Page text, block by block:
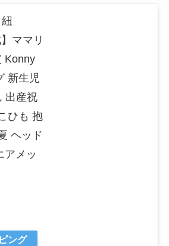
ママリ
Konny
新生児
出産祝
ひも 抱
ヘッド
アメッ
ング